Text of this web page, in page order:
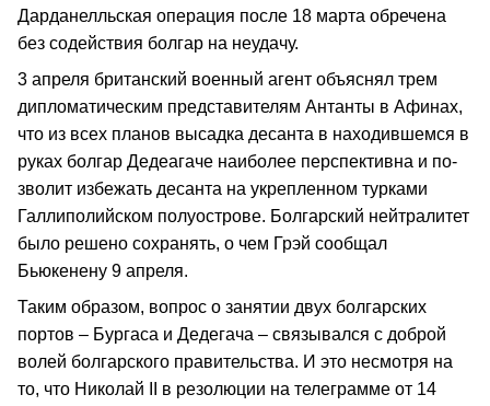
Дарданелльская операция после 18 марта обречена
без содействия болгар на неудачу.
3 апреля британский военный агент объяснял трем
дипломатическим представителям Антанты в Афинах,
что из всех планов высадка десанта в находившемся в
руках болгар Дедеагаче наиболее перспективна и по­
зволит избежать десанта на укрепленном турками
Галлиполийском полуострове. Болгарский нейтралитет
было решено сохранять, о чем Грэй сообщал
Бьюкенену 9 апреля.
Таким образом, вопрос о занятии двух болгарских
портов – Бургаса и Дедегача – связывался с доброй
волей болгарского правительства. И это несмотря на
то, что Николай II в резолюции на телеграмме от 14